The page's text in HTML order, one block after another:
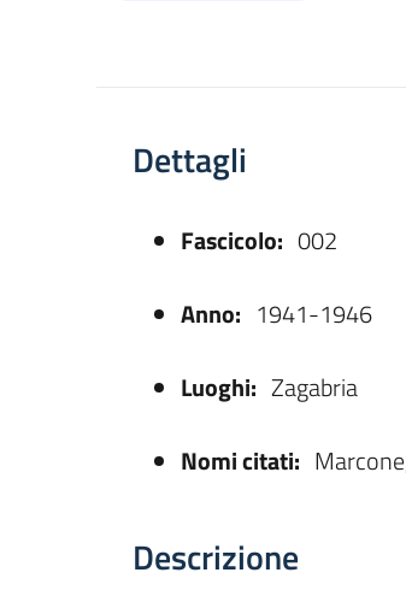
Dettagli
Fascicolo: 002
Anno: 1941-1946
Luoghi: Zagabria
Nomi citati:
Descrizione